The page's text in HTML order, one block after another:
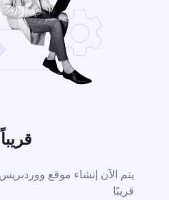
قريباً
يتم الآن إنشاء موقع
قريبًا